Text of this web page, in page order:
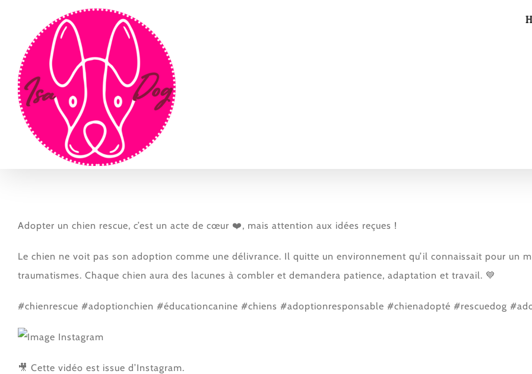
contenu
Adopter un chien rescue, c’est un acte de cœur ❤️, mais attention aux idées reçues !
Le chien ne voit pas son adoption comme une délivrance. Il quitte un environnement qu’il connaissait pour un
traumatismes. Chaque chien aura des lacunes à combler et demandera patience, adaptation et travail. 💙
#chienrescue #adoptionchien #éducationcanine #chiens #adoptionresponsable #chienadopté #rescuedog
🎥 Cette vidéo est issue d’Instagram.